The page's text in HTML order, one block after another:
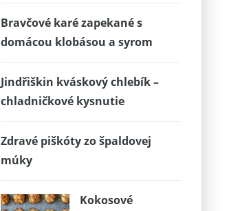
Bravčové karé zapekané s
domácou klobásou a syrom
Jindřiškin kváskový chlebík –
chladničkové kysnutie
Zdravé piškóty zo špaldovej
múky
Kokosové